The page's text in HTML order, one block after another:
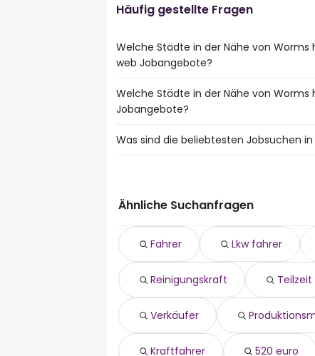
Häufig gestellte Fragen
Welche Städte in der Nähe von
web Jobangebote?
Städte in der Nähe von Worms mit den
Mannheim
Frankenthal (Pfalz)
Limburgerhof
Welche Städte in der Nähe von
Jobangebote?
10 Städte in der Nähe von Worms mit
Weinheim
Alzey
Bad Dürkheim
Grünstadt
Mutterstadt
Was sind die beliebtesten Jobsuchen
lkw fahrer
reinigungskraft
teilzeit
aushilfe
verkäufer
produktionsmitarbeiter
kraftfahrer
Ähnliche Suchanfragen
Fahrer Lkw fahrer
Reinigungskraft Teilzeit
Verkäufer
Kraftfahrer 520 euro